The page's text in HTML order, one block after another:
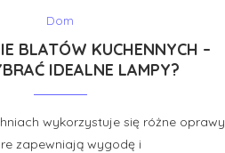
Dom
BLATÓW KUCHENNYCH –
IDEALNE LAMPY?
wykorzystuje się różne oprawy
zapewniają wygodę i